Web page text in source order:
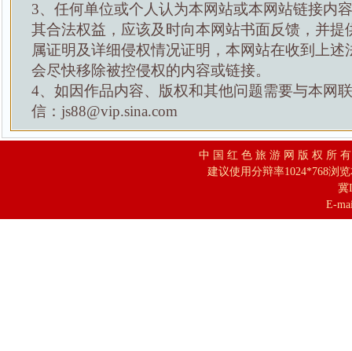
3、任何单位或个人认为本网站或本网站链接内
其合法权益，应该及时向本网站书面反馈，并提
属证明及详细侵权情况证明，本网站在收到上述
会尽快移除被控侵权的内容或链接。
4、如因作品内容、版权和其他问题需要与本网
信：js88@vip.sina.com
中 国 红 色 旅 游 网 版 权 所
建议使用分辩率1024*768浏
冀
E-